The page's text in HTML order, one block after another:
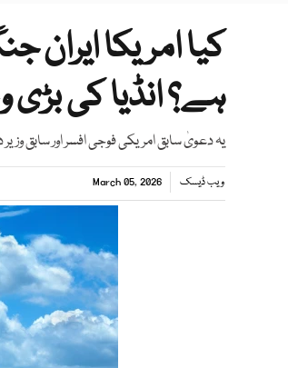
کیا امریکا ایران
ہے؟ انڈیا کی
یہ دعویٰ سابق امریکی فوجی افسر اور سابق
ویب ڈیسک March 05, 2026